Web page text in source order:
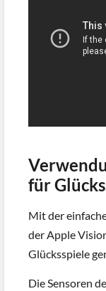
für
Mit der
der Apple
Glücksspiele
Die Sensoren